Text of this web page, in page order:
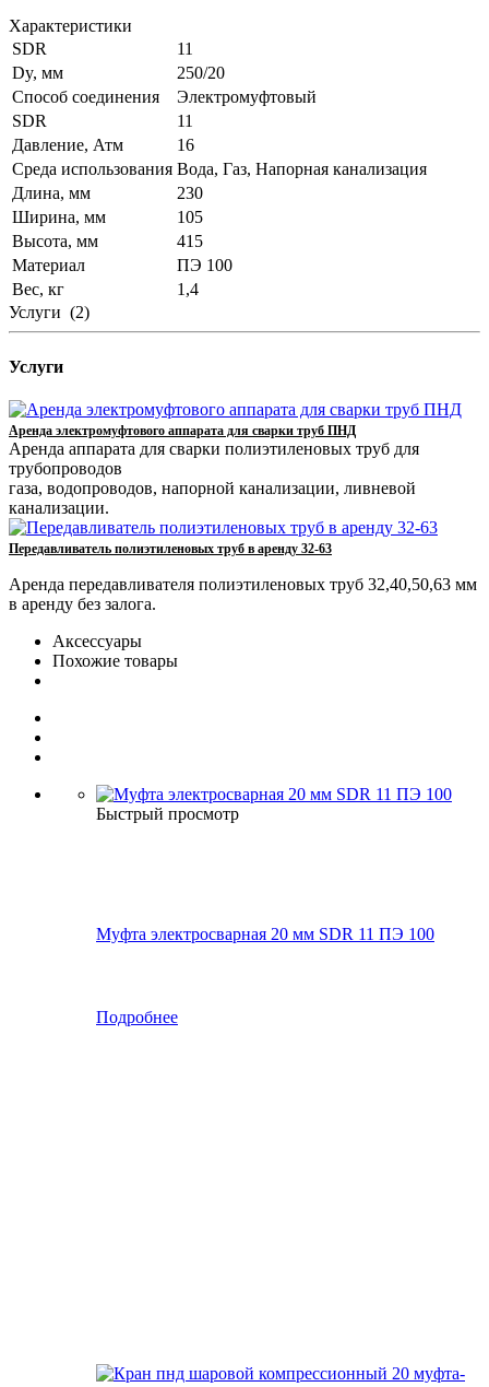
Характеристики
SDR
11
Dy, мм
250/20
Способ соединения
Электромуфтовый
SDR
11
Давление, Атм
16
Среда использования Вода, Газ, Напорная канализация
Длина, мм
230
Ширина, мм
105
Высота, мм
415
Материал
ПЭ 100
Вес, кг
1,4
Услуги (2)
Услуги
Аренда электромуфтового аппарата для сварки труб ПНД
Аренда аппарата для сварки полиэтиленовых труб для
трубопроводов
газа, водопроводов, напорной канализации, ливневой
канализации.
Передавливатель полиэтиленовых труб в аренду 32-63
Аренда передавливателя полиэтиленовых труб 32,40,50,63 мм
в аренду без залога.
Аксессуары
Похожие товары
Быстрый просмотр
Муфта электросварная 20 мм SDR 11 ПЭ 100
Подробнее